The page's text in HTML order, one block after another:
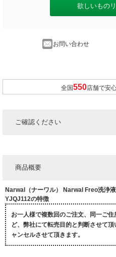
欲しいもの
お問い合わせ
全国 店舗で安
ご確認ください
商品概要
Narwal（ナーワル） Narwal Freo洗浄液
YJQJ112の特徴
お一人様で複数回のご注文、同一ご
ど、弊社にて転売目的と判断させて
ャンセルさせて頂きます。